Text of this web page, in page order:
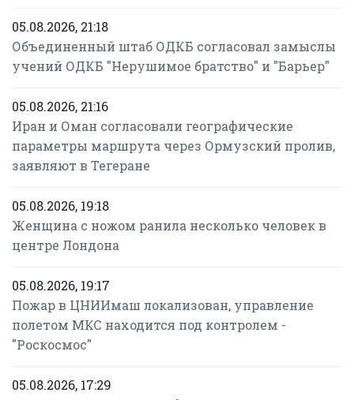
05.08.2026, 21:18
Объединенный штаб ОДКБ согласовал замыслы
учений ОДКБ "Нерушимое братство" и "Барьер"
05.08.2026, 21:16
Иран и Оман согласовали географические
параметры маршрута через Ормузский пролив,
заявляют в Тегеране
05.08.2026, 19:18
Женщина с ножом ранила несколько человек в
центре Лондона
05.08.2026, 19:17
Пожар в ЦНИИмаш локализован, управление
полетом МКС находится под контролем -
"Роскосмос"
05.08.2026, 17:29